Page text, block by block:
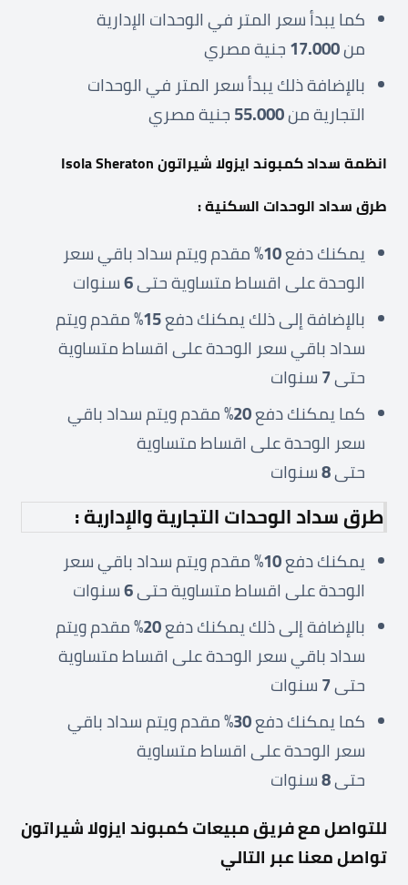
كما يبدأ سعر المتر في الوحدات الإدارية
من17.000جنية مصري
بالإضافة ذلك يبدأ سعر المتر في الوحدات
التجارية من55.000جنية مصري
انظمة سداد كمبوند ايزولا شيراتونIsola Sheraton
طرق سداد الوحدات السكنية :
يمكنك دفع10% مقدم ويتم سداد باقي سعر
الوحدة على اقساط متساوية حتى6سنوات
بالإضافة إلى ذلك يمكنك دفع15% مقدم ويتم
سداد باقي سعر الوحدة على اقساط متساوية
حتى7سنوات
كما يمكنك دفع20% مقدم ويتم سداد باقي
سعر الوحدة على اقساط متساوية
حتى8سنوات
طرق سداد الوحدات التجارية والإدارية :
يمكنك دفع10% مقدم ويتم سداد باقي سعر
الوحدة على اقساط متساوية حتى6سنوات
بالإضافة إلى ذلك يمكنك دفع20% مقدم ويتم
سداد باقي سعر الوحدة على اقساط متساوية
حتى7سنوات
كما يمكنك دفع30% مقدم ويتم سداد باقي
سعر الوحدة على اقساط متساوية
حتى8سنوات
للتواصل مع فريق مبيعات كمبوند ايزولا شيراتون
تواصل معنا عبر التالي